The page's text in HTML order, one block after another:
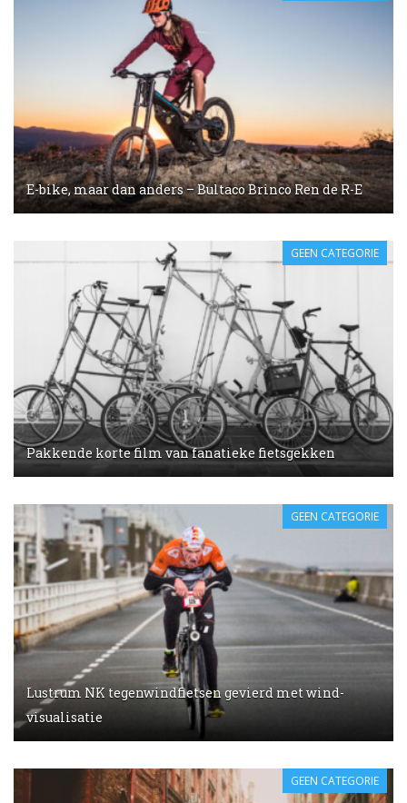
E-bike, maar dan anders – Bultaco Brinco Ren de R-E
Pakkende korte film van fanatieke fietsgekken
GEEN CATEGORIE
Lustrum NK tegenwindfietsen gevierd met wind-
visualisatie
GEEN CATEGORIE
GEEN CATEGORIE